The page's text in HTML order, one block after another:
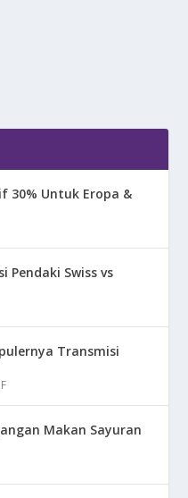
30% Untuk Eropa &
Pendaki Swiss vs
Transmisi
Makan Sayuran